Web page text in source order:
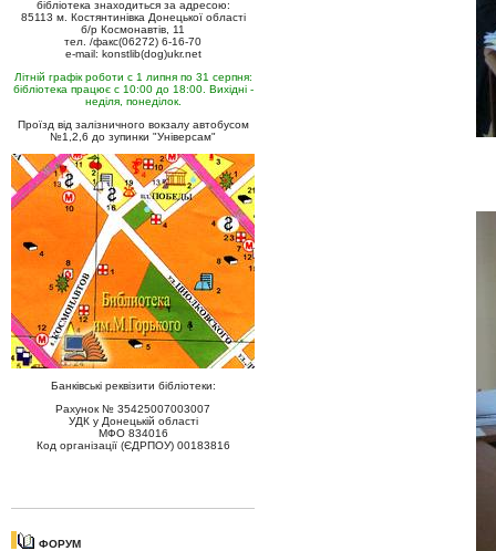
бібліотека знаходиться за адресою:
85113 м. Костянтинівка Донецької області
б/р Космонавтів, 11
тел. /факс(06272) 6-16-70
e-mail: konstlib(dog)ukr.net
Літній графік роботи с 1 липня по 31 серпня:
бібліотека працює с 10:00 до 18:00. Вихідні -
неділя, понеділок.
Проїзд від залізничного вокзалу автобусом
№1,2,6 до зупинки "Універсам"
Банківські реквізити бібліотеки:
Рахунок № 35425007003007
УДК у Донецькій області
МФО 834016
Код організації (ЄДРПОУ) 00183816
ФОРУМ